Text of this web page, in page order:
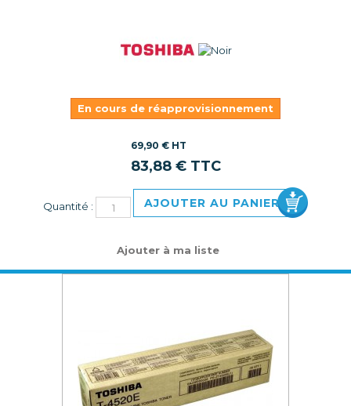
En cours de réapprovisionnement
69,90 € HT
83,88 € TTC
Quantité : AJOUTER AU PANIER
Ajouter à ma liste